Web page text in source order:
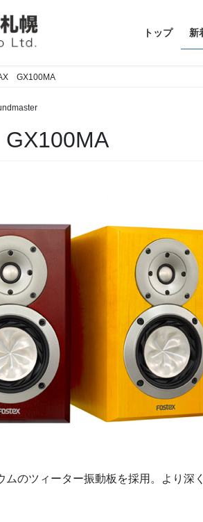
トップ 新
GX100MA
ムのツィーター振動板を採用。より深